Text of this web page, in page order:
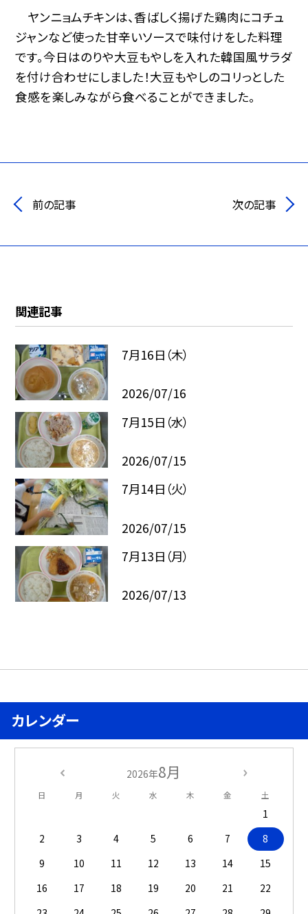
ヤンニョムチキンは、香ばしく揚げた鶏肉にコチュ
ジャンなど使った甘辛いソースで味付けをした料理
です。今日はのりや大豆もやしを入れた韓国風サラダ
を付け合わせにしました！大豆もやしのコリっとした
食感を楽しみながら食べることができました。
前の記事 次の記事
関連記事
7月16日（木）
2026/07/16
7月15日（水）
2026/07/15
7月14日（火）
2026/07/15
7月13日（月）
2026/07/13
カレンダー
2026年8月
日 月 火 水 木 金 土
1
2
3 4 5 6 7
8
9
10 11 12 13 14
15
16
17 18 19 20 21
22